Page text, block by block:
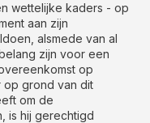
wettelijke kaders - op
aan zijn
alsmede van al
zijn voor een
op
op grond van dit
om de
is hij gerechtigd